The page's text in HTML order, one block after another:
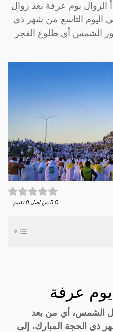
الزوال يوم عرفة بعد زوال
اليوم التاسع من شهر ذي
الشمس أي طلوع الفجر
0
5 من اصل 0 تقييم.
يوم عرفة
الشمس، أي من بعد
ذي الحجة المبارك، إلى